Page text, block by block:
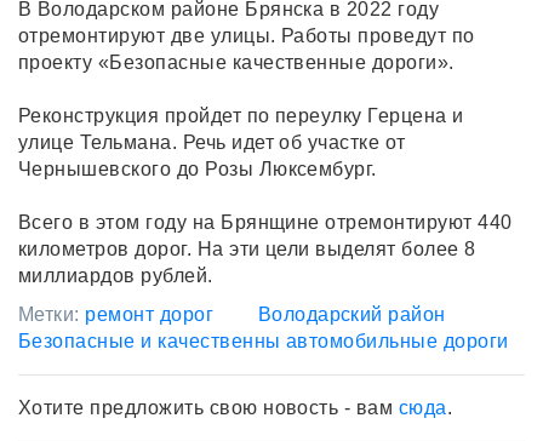
В Володарском районе Брянска в 2022 году
отремонтируют две улицы. Работы проведут по
проекту «Безопасные качественные дороги».
Реконструкция пройдет по переулку Герцена и
улице Тельмана. Речь идет об участке от
Чернышевского до Розы Люксембург.
Всего в этом году на Брянщине отремонтируют 440
километров дорог. На эти цели выделят более 8
миллиардов рублей.
Метки: ремонт дорог
Володарский район
Безопасные и качественны автомобильные дороги
Хотите предложить свою новость - вам сюда.